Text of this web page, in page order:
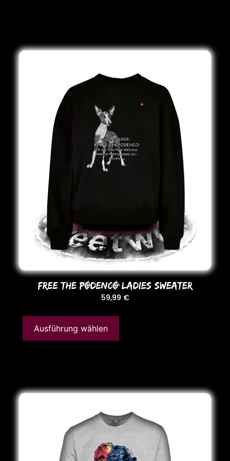
FREE THE PODENCO LADIES SWEATER
59,99 €
Ausführung wählen